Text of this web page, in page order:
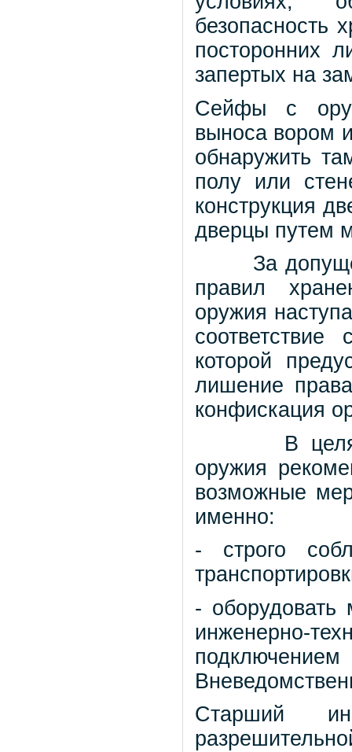
безопасность
посторонних
запертых на
Сейфы с
выноса вором
обнаружить
полу или
конструкция
дверцы путем
За
правил
оружия
которой
лишение
конфискация
В целях
оружия
возможные
именно:
- строго
- оборудовать
инженерно-
Старший